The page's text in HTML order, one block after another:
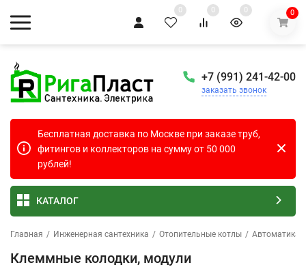
0 0 0 0
+7 (991) 241-42-00
заказать звонок
Бесплатная доставка по Москве при заказе труб,
фитингов и коллекторов на сумму от 50 000
рублей!
КАТАЛОГ
Главная / Инженерная сантехника / Отопительные котлы / Автоматика
Клеммные колодки, модули